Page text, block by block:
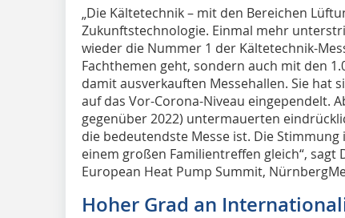
„Die Kältetechnik – mit den Bereichen
Zukunftstechnologie. Einmal mehr
wieder die Nummer 1 der Kältetechnik-
Fachthemen geht, sondern auch mit den
damit ausverkauften Messehallen. Sie hat
auf das Vor-Corona-Niveau eingependelt.
gegenüber 2022) untermauerten
die bedeutendste Messe ist. Die
einem großen Familientreffen gleich“,
European Heat Pump Summit,
Hoher Grad an